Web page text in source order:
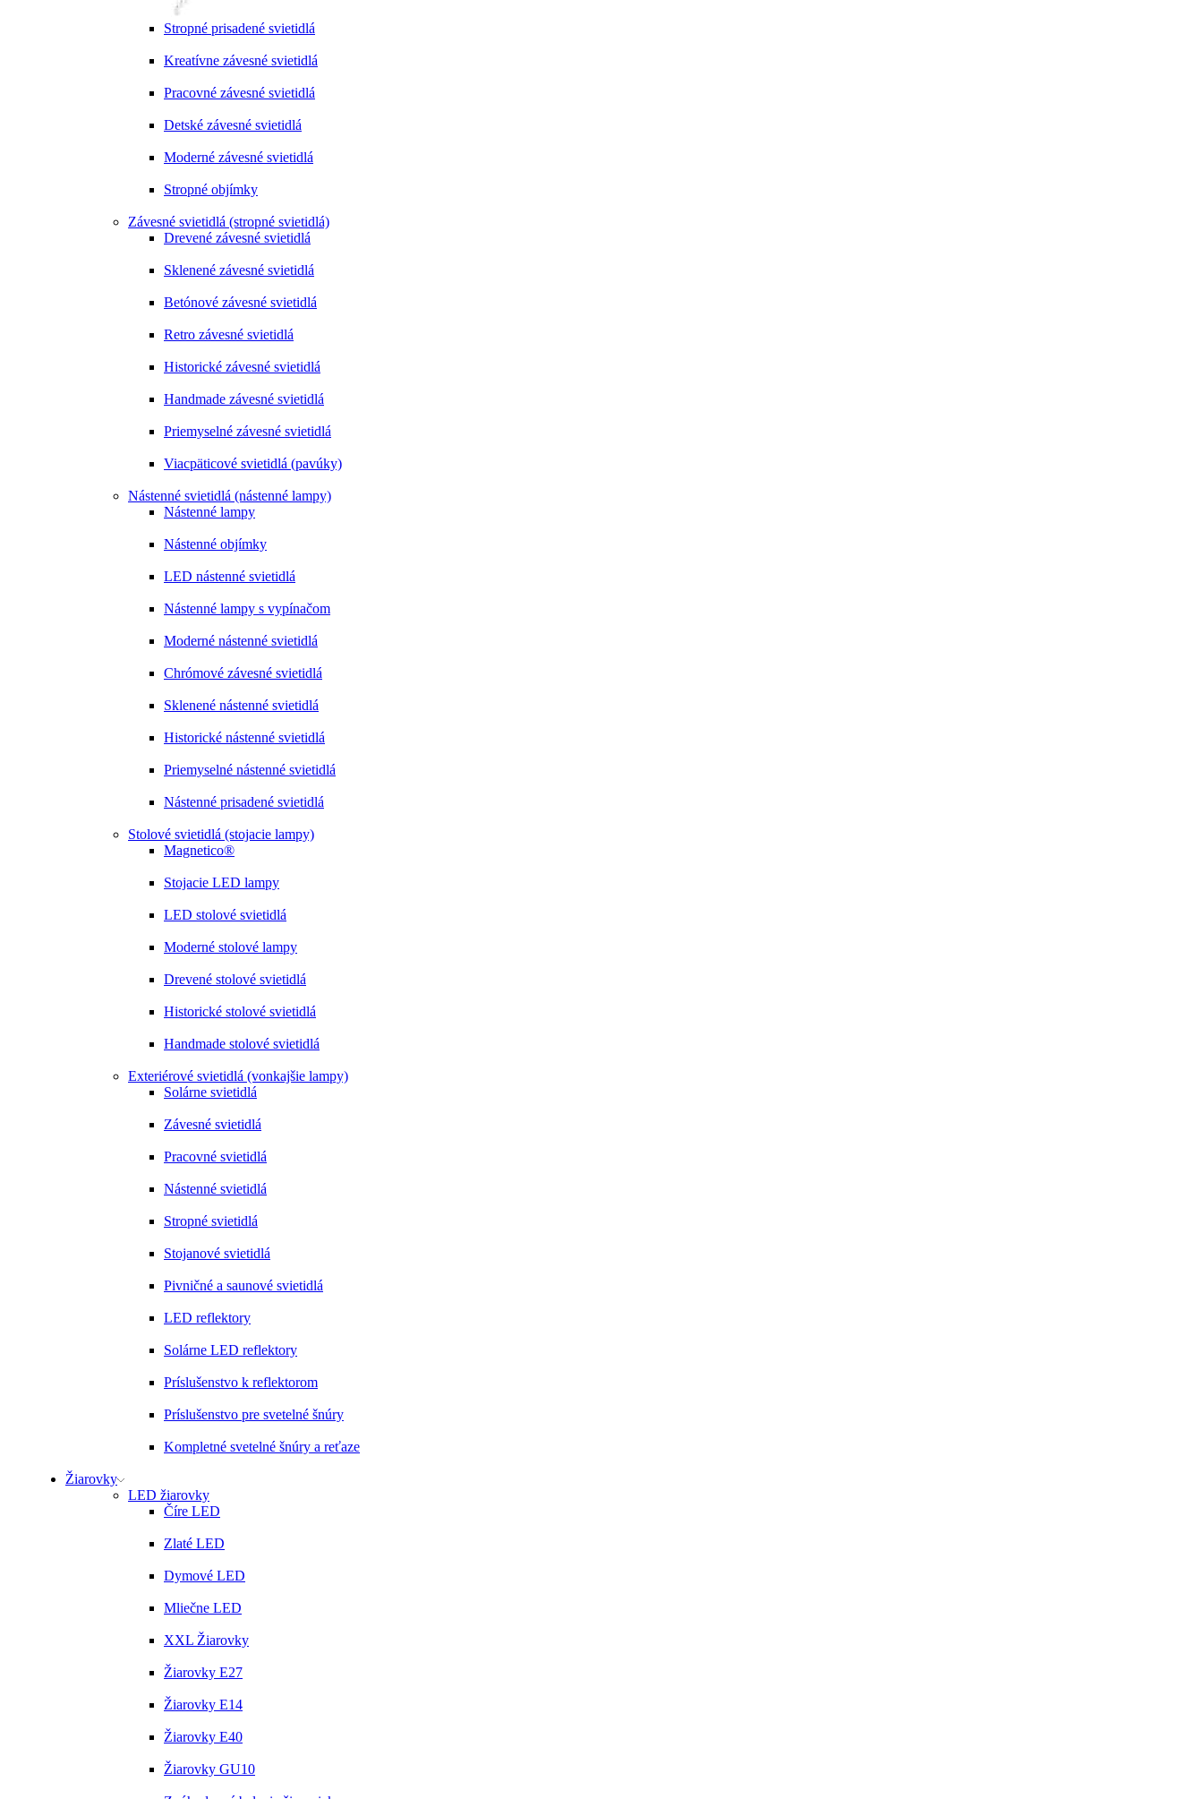
Stropné prisadené svietidlá
Kreatívne závesné svietidlá
Pracovné závesné svietidlá
Detské závesné svietidlá
Moderné závesné svietidlá
Stropné objímky
Závesné svietidlá (stropné svietidlá)
Drevené závesné svietidlá
Sklenené závesné svietidlá
Betónové závesné svietidlá
Retro závesné svietidlá
Historické závesné svietidlá
Handmade závesné svietidlá
Priemyselné závesné svietidlá
Viacpäticové svietidlá (pavúky)
Nástenné svietidlá (nástenné lampy)
Nástenné lampy
Nástenné objímky
LED nástenné svietidlá
Nástenné lampy s vypínačom
Moderné nástenné svietidlá
Chrómové závesné svietidlá
Sklenené nástenné svietidlá
Historické nástenné svietidlá
Priemyselné nástenné svietidlá
Nástenné prisadené svietidlá
Stolové svietidlá (stojacie lampy)
Magnetico®
Stojacie LED lampy
LED stolové svietidlá
Moderné stolové lampy
Drevené stolové svietidlá
Historické stolové svietidlá
Handmade stolové svietidlá
Exteriérové svietidlá (vonkajšie lampy)
Solárne svietidlá
Závesné svietidlá
Pracovné svietidlá
Nástenné svietidlá
Stropné svietidlá
Stojanové svietidlá
Pivničné a saunové svietidlá
LED reflektory
Solárne LED reflektory
Príslušenstvo k reflektorom
Príslušenstvo pre svetelné šnúry
Kompletné svetelné šnúry a reťaze
Žiarovky
LED žiarovky
Číre LED
Zlaté LED
Dymové LED
Mliečne LED
XXL Žiarovky
Žiarovky E27
Žiarovky E14
Žiarovky E40
Žiarovky GU10